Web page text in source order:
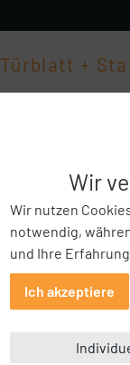
Wir
Wir nutzen
notwendig,
und Ihre
Ich akzeptiere
Türblatt +
sturzhoch